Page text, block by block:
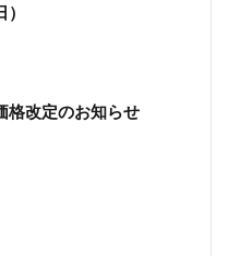
）
格改定のお知らせ